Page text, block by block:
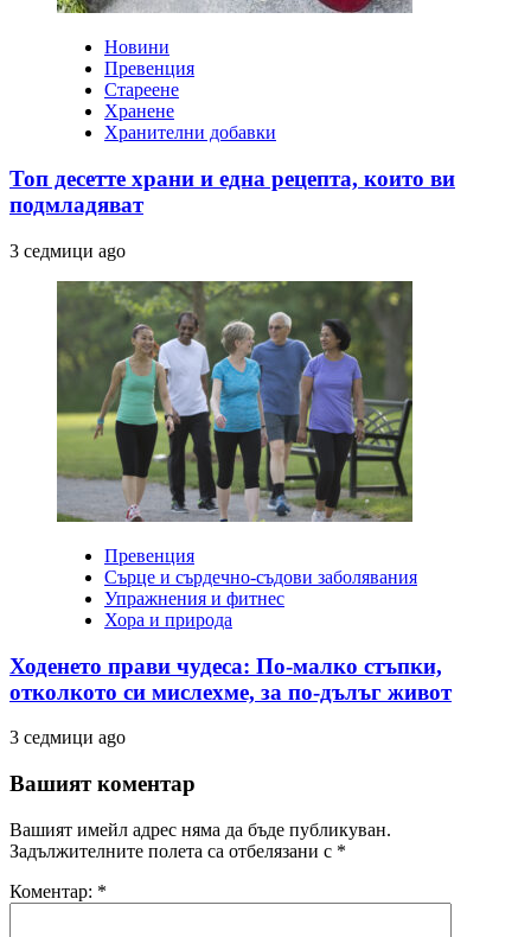
Новини
Превенция
Стареене
Хранене
Хранителни добавки
Топ десетте храни и една рецепта, които ви
подмладяват
3 седмици ago
Превенция
Сърце и сърдечно-съдови заболявания
Упражнения и фитнес
Хора и природа
Ходенето прави чудеса: По-малко стъпки,
отколкото си мислехме, за по-дълъг живот
3 седмици ago
Вашият коментар
Вашият имейл адрес няма да бъде публикуван.
Задължителните полета са отбелязани с *
Коментар: *